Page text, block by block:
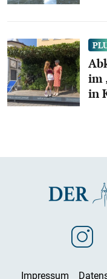
im
in
Impressum